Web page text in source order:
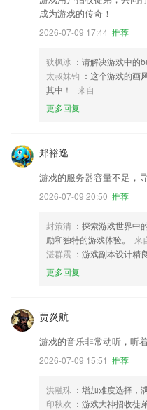
成为游戏的传奇！
2026-07-09 17:44 推荐
狄枫冰 ：请解决游戏中的
太叔妹钧 ：这个游戏的画
其中！
来自
更多回复
郑裕逸
游戏的服务器容量不足，
2026-07-09 20:50 推荐
封策清 ：探索游戏世界中
励和独特的游戏体验。
来
湛群震 ：游戏副本设计精
更多回复
贾炎航
游戏的音乐非常动听，听
2026-07-09 15:51 推荐
洪融珠 ：增加难度选择，
印秋欢 ：游戏大神招收徒